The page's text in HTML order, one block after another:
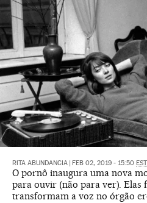
RITA ABUNDANCIA FEB 02, 2019 - 15:50 EST
O pornô inaugura uma nova
para ouvir (não para ver). Elas
transformam a voz no órgão